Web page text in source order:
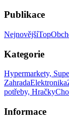
Publikace
NejnovějšíTop
Kategorie
Hypermarkety,
ZahradaElektronika
potřeby, Hračky
Informace